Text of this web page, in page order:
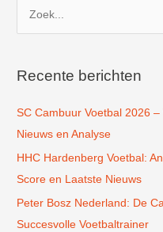
k
a
a
r
:
Recente berichten
SC Cambuur Voetbal 2026
Nieuws en Analyse
HHC Hardenberg Voetbal:
Score en Laatste Nieuws
Peter Bosz Nederland: De
Succesvolle Voetbaltrainer